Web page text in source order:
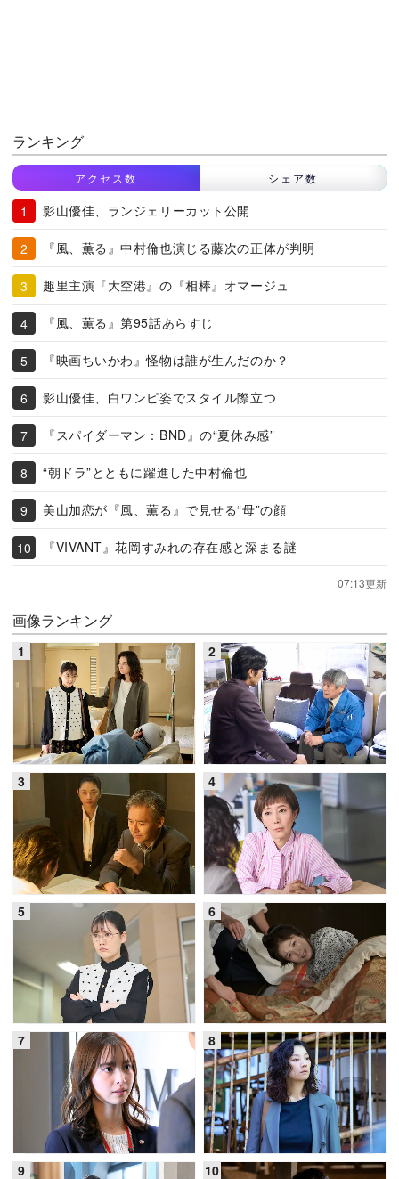
ランキング
アクセス数 シェア数
影山優佳、ランジェリーカット公開
『風、薫る』中村倫也演じる藤次の正体が判明
趣里主演『大空港』の『相棒』オマージュ
『風、薫る』第95話あらすじ
『映画ちいかわ』怪物は誰が生んだのか？
影山優佳、白ワンピ姿でスタイル際立つ
『スパイダーマン：BND』の“夏休み感”
“朝ドラ”とともに躍進した中村倫也
美山加恋が『風、薫る』で見せる“母”の顔
『VIVANT』花岡すみれの存在感と深まる謎
07:13更新
画像ランキング